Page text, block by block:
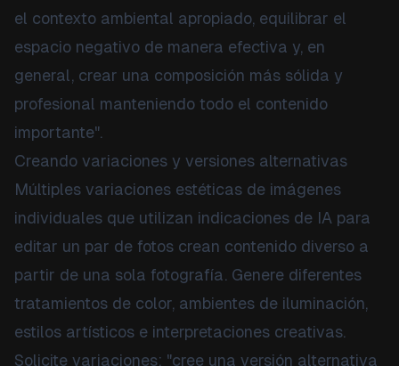
el contexto ambiental apropiado, equilibrar el
espacio negativo de manera efectiva y, en
general, crear una composición más sólida y
profesional manteniendo todo el contenido
importante".
Creando variaciones y versiones alternativas
Múltiples variaciones estéticas de imágenes
individuales que utilizan indicaciones de IA para
editar un par de fotos crean contenido diverso a
partir de una sola fotografía. Genere diferentes
tratamientos de color, ambientes de iluminación,
estilos artísticos e interpretaciones creativas.
Solicite variaciones: "cree una versión alternativa